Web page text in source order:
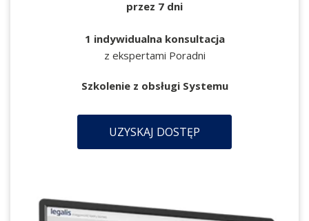
przez 7 dni
1 indywidualna konsultacja
z ekspertami Poradni
Szkolenie z obsługi Systemu
UZYSKAJ DOSTĘP